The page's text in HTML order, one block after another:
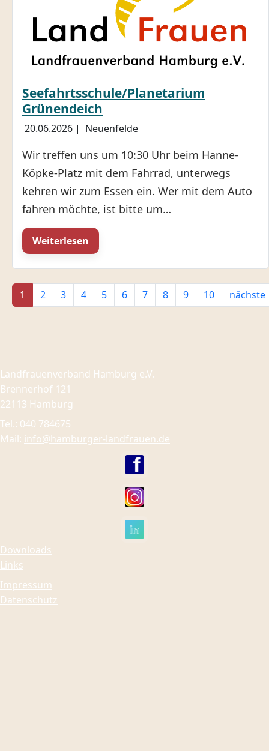
Seefahrtsschule/Planetarium
Grünendeich
20.06.2026 | Neuenfelde
Wir treffen uns um 10:30 Uhr beim Hanne-
Köpke-Platz mit dem Fahrrad, unterwegs
kehren wir zum Essen ein. Wer mit dem Auto
fahren möchte, ist bitte um…
Weiterlesen
1 2 3 4 5 6 7 8 9 10 nächste
Landfrauenverband Hamburg e.V.
Brennerhof 121
22113 Hamburg
Tel.: 040 784675
Mail: info@hamburger-landfrauen.de
Downloads
Links
Impressum
Datenschutz